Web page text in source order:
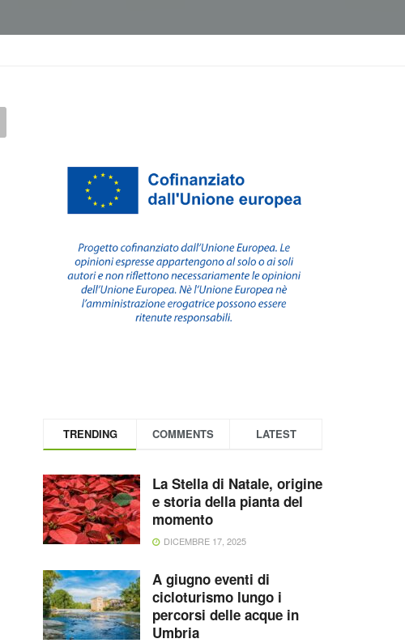
TRENDING COMMENTS LATEST
La Stella di Natale, origine
e storia della pianta del
momento
DICEMBRE 17, 2025
A giugno eventi di
cicloturismo lungo i
percorsi delle acque in
Umbria